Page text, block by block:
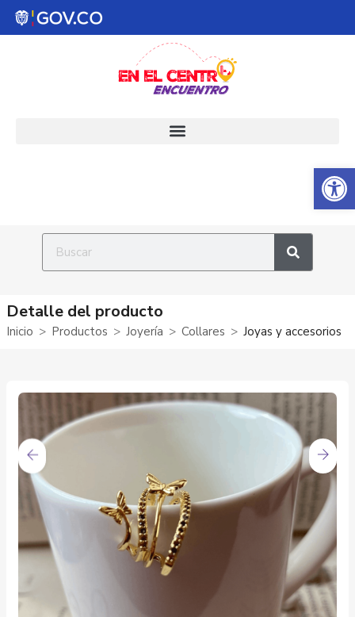
Abrir
Detalle del producto
Inicio Productos Joyería Collares Joyas y accesorios